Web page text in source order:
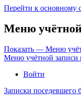
Перейти к основному
Меню учётной
Показать — Меню
Меню учётной записи
Войти
Записки поседевшего